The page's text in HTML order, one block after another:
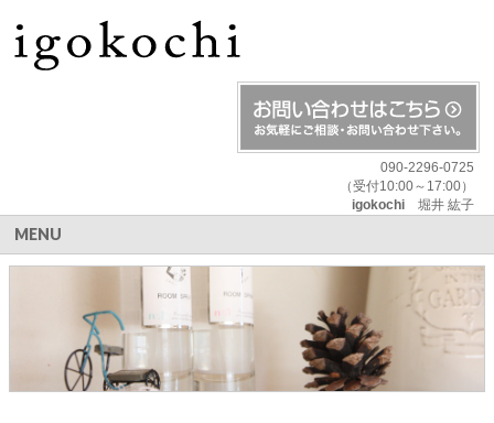
090-2296-0725
（受付10:00～17:00）
igokochi堀井 紘子
MENU